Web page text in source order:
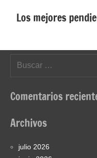
Los mejores
Comentarios
Archivos
julio 2026